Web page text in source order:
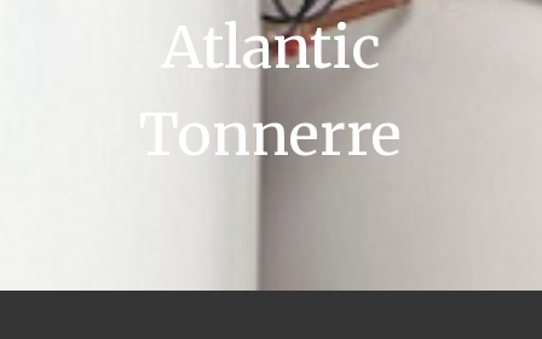
Atlantic
Tonnerre